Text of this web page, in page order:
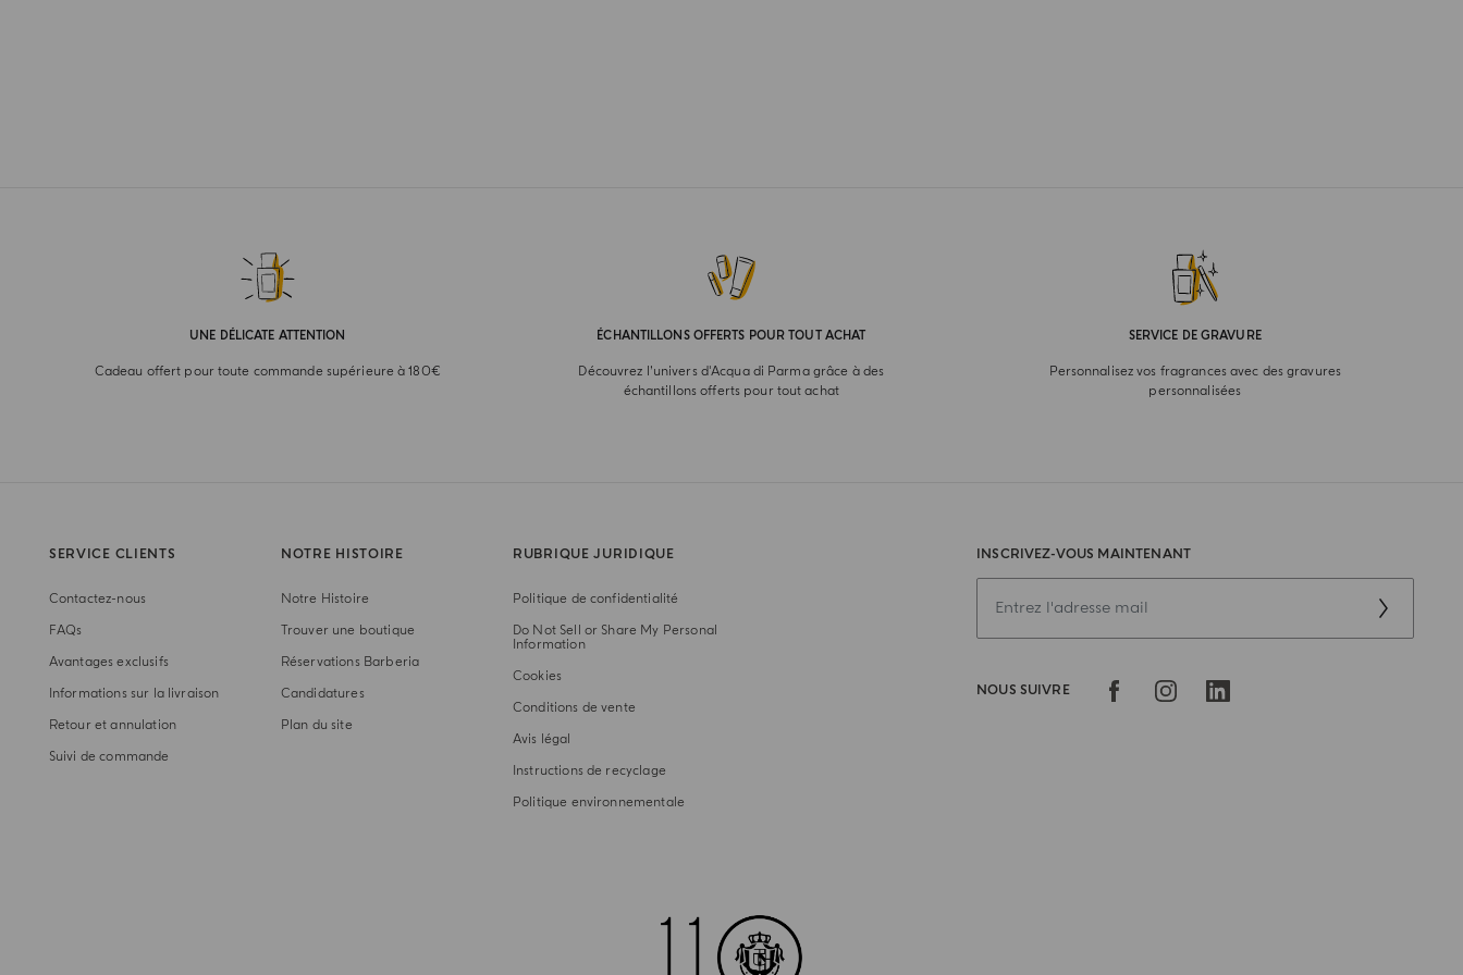
UNE DÉLICATE ATTENTION
Cadeau offert pour toute commande supérieure à 180€
ÉCHANTILLONS OFFERTS POUR TOUT ACHAT
Découvrez l’univers d'Acqua di Parma grâce à des
échantillons offerts pour tout achat
SERVICE DE GRAVURE
Personnalisez vos fragrances avec des gravures
personnalisées
INSCRIVEZ-VOUS MAINTENANT
NOUS SUIVRE
SERVICE CLIENTS
Contactez-nous
FAQs
Avantages exclusifs
Informations sur la livraison
Retour et annulation
Suivi de commande
NOTRE HISTOIRE
Notre Histoire
Trouver une boutique
Réservations Barberia
Candidatures
Plan du site
RUBRIQUE JURIDIQUE
Politique de confidentialité
Do Not Sell or Share My Personal
Information
Cookies
Conditions de vente
Avis légal
Instructions de recyclage
Politique environnementale